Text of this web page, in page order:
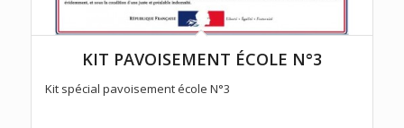
KIT PAVOISEMENT ÉCOLE N°3
Kit spécial pavoisement école N°3